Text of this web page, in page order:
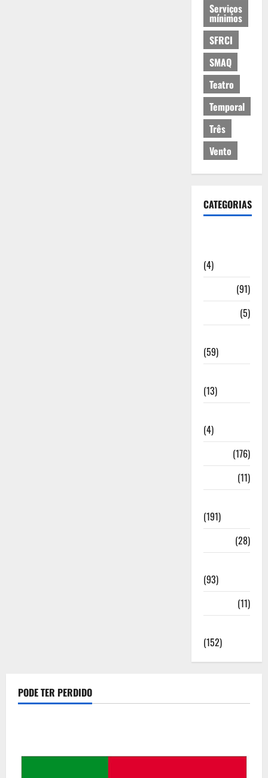
Serviços
mínimos
SFRCI
SMAQ
Teatro
Temporal
Três
Vento
CATEGORIAS
(4)
(91)
(5)
(59)
(13)
(4)
(176)
(11)
(191)
(28)
(93)
(11)
(152)
PODE TER PERDIDO